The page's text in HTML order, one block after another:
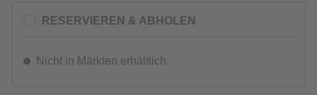
RESERVIEREN & ABHOLEN
Nicht in Märkten erhältlich